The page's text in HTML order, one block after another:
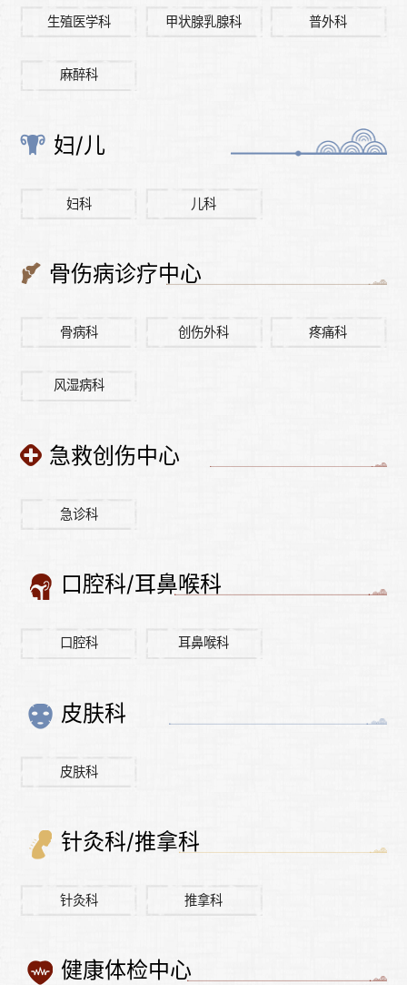
生殖医学科 甲状腺乳腺科 普外科
麻醉科
妇/儿
妇科 儿科
骨伤病诊疗中心
骨病科 创伤外科 疼痛科
风湿病科
急救创伤中心
急诊科
口腔科/耳鼻喉科
口腔科 耳鼻喉科
皮肤科
皮肤科
针灸科/推拿科
针灸科 推拿科
健康体检中心